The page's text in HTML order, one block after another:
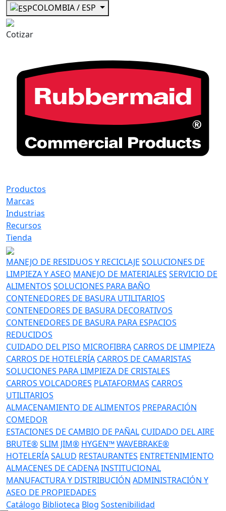
COLOMBIA / ESP
Cotizar
Productos
Marcas
Industrias
Recursos
Tienda
MANEJO DE RESIDUOS Y RECICLAJE SOLUCIONES DE
LIMPIEZA Y ASEO MANEJO DE MATERIALES SERVICIO DE
ALIMENTOS SOLUCIONES PARA BAÑO
CONTENEDORES DE BASURA UTILITARIOS
CONTENEDORES DE BASURA DECORATIVOS
CONTENEDORES DE BASURA PARA ESPACIOS
REDUCIDOS
CUIDADO DEL PISO MICROFIBRA CARROS DE LIMPIEZA
CARROS DE HOTELERÍA CARROS DE CAMARISTAS
SOLUCIONES PARA LIMPIEZA DE CRISTALES
CARROS VOLCADORES PLATAFORMAS CARROS
UTILITARIOS
ALMACENAMIENTO DE ALIMENTOS PREPARACIÓN
COMEDOR
ESTACIONES DE CAMBIO DE PAÑAL CUIDADO DEL AIRE
BRUTE®SLIM JIM® HYGEN™WAVEBRAKE®
HOTELERÍASALUD RESTAURANTES ENTRETENIMIENTO
ALMACENES DE CADENAINSTITUCIONAL
MANUFACTURA Y DISTRIBUCIÓN ADMINISTRACIÓN Y
ASEO DE PROPIEDADES
Catálogo Biblioteca Blog Sostenibilidad